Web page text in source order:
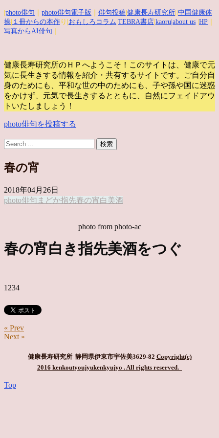
photo俳句 photo俳句電子版 俳句投稿 健康長寿研究所 中国健康体
操 １冊からの本作 り| おもしろコラム TEBRA書店 kaoru |about us HP
写真からAI俳句
健康長寿研究所のＨＰへようこそ！このサイトは、健康で元
気に長生きする情報を紹介・共有するサイトです。
ご自分自
身のためにも、平和な世の中のためにも、子や孫や国に迷惑
をかけず、元気で長生きするとともに、自然にフェイドアウ
トいたしましょう！
photo俳句を投稿する
春の宵
2018年04月26日
photo俳句 まどか指先春の宵白 美酒
photo from photo-ac
春の宵白き指先美酒をつぐ
1234
« Prev
Next »
健康長寿研究所 静岡県伊東市宇佐美3629-82 Copyright(c)
2016 kenkoutyoujyukenkyujyo . All rights reserved.
Top